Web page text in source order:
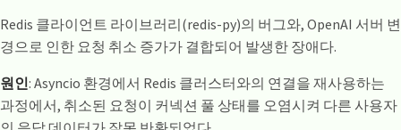
Redis 클라이언트 라이브러리(redis-py)의 버그와, OpenAI 서버 변
경으로 인한 요청 취소 증가가 결합되어 발생한 장애다.
원인: Asyncio 환경에서 Redis 클러스터와의 연결을 재사용하는
과정에서, 취소된 요청이 커넥션 풀 상태를 오염시켜 다른 사용자